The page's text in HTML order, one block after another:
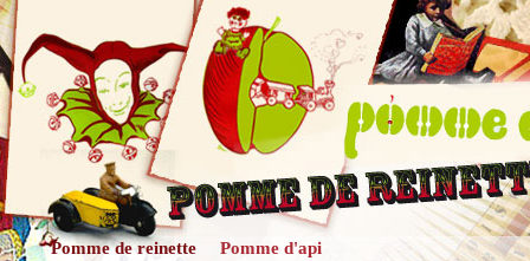
Pomme de reinette Pomme d'api